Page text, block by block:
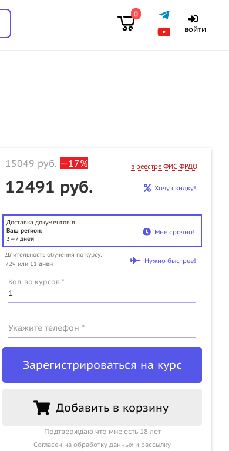
0
войти
15049руб. —17% в реестре ФИС ФРДО
12491 руб. Хочу скидку!
Доставка документов в
Ваш регион:
3—7 дней
Мне срочно!
Длительность обучения по курсу:
72ч или 11 дней
Нужно быстрее!
Кол-во курсов *
Укажите телефон *
Зарегистрироваться на курс
Добавить в корзину
Подтверждаю что мне есть 18 лет
Согласен на обработку данных и рассылку